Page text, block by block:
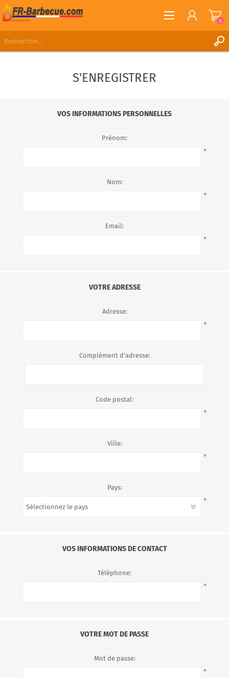
0
S'ENREGISTRER
VOS INFORMATIONS PERSONNELLES
Prénom:
*
Nom:
*
Email:
*
VOTRE ADRESSE
Adresse:
*
Complément d'adresse:
Code postal:
*
Ville:
*
Pays:
*
VOS INFORMATIONS DE CONTACT
Téléphone:
*
VOTRE MOT DE PASSE
Mot de passe:
*